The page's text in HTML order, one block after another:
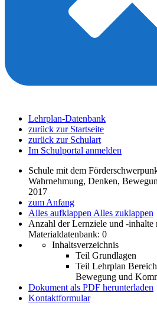
Lehrplan-Datenbank
zurück zur Startseite
zurück zur Schulart
Im Schulportal anmelden
Schule mit dem
Wahrnehmung, Denken,
2017
zum Anfang
Alles aufklappen Alles zuklappen
Anzahl der Lernziele und -inhalte
Materialdatenbank: 0
Inhaltsverzeichnis
Teil Grundlagen
Teil Lehrplan
Bewegung und
Dokument als PDF herunterladen
Kontaktformular